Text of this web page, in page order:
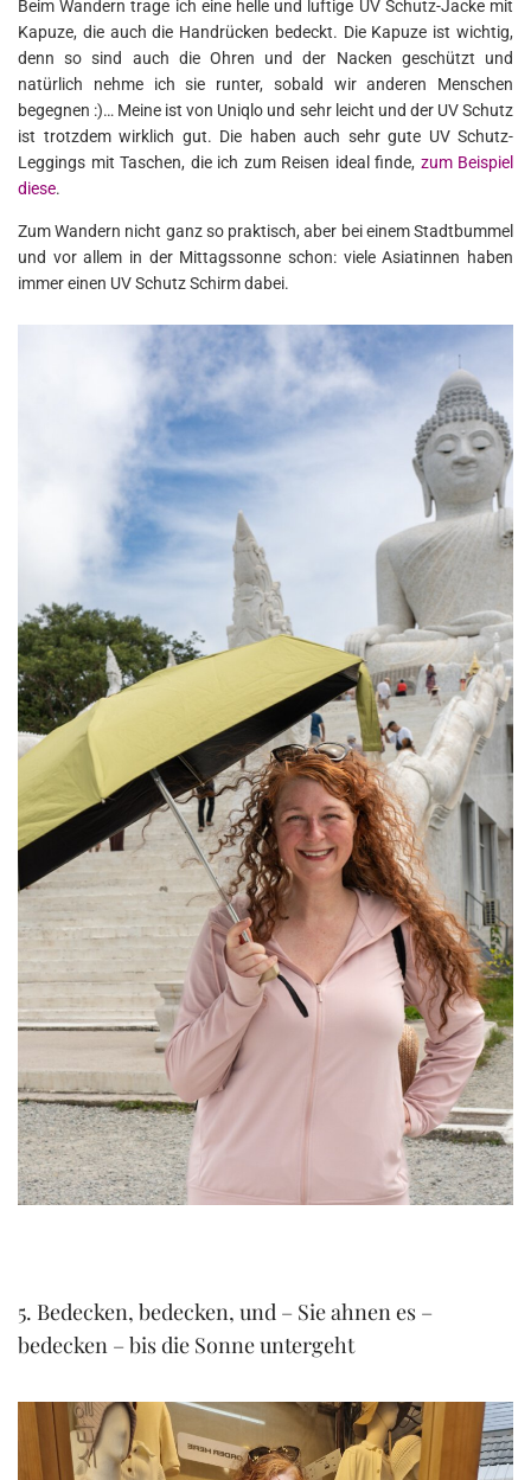
Beim Wandern trage ich eine helle und luftige UV Schutz-Jacke mit
Kapuze, die auch die Handrücken bedeckt. Die Kapuze ist wichtig,
denn so sind auch die Ohren und der Nacken geschützt und
natürlich nehme ich sie runter, sobald wir anderen Menschen
begegnen :)… Meine ist von Uniqlo und sehr leicht und der UV Schutz
ist trotzdem wirklich gut. Die haben auch sehr gute UV Schutz-
Leggings mit Taschen, die ich zum Reisen ideal finde, zum Beispiel
diese.
Zum Wandern nicht ganz so praktisch, aber bei einem Stadtbummel
und vor allem in der Mittagssonne schon: viele Asiatinnen haben
immer einen UV Schutz Schirm dabei.
5. Bedecken, bedecken, und – Sie ahnen es –
bedecken – bis die Sonne untergeht